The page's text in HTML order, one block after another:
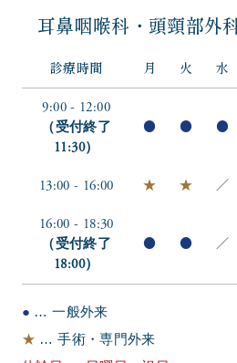
耳鼻咽喉科・頭頸部外
診療時間 月 火 水
9:00 - 12:00
（受付終了
11:30）
● ● ●
13:00 - 16:00 ★ ★ ／
16:00 - 18:30
（受付終了
18:00）
● ● ／
● … 一般外来
★ … 手術・専門外来